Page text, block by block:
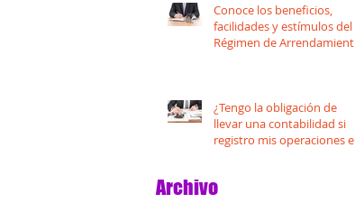
Conoce los beneficios,
facilidades y estímulos del
Régimen de Arrendamiento
¿Tengo la obligación de
llevar una contabilidad si
registro mis operaciones en
Archivo